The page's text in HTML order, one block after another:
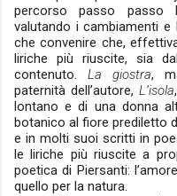
percorso passo passo
valutando i cambiamenti
che convenire che,
liriche più riuscite, sia
contenuto. La giostra,
paternità dell’autore, L’isola
lontano e di una donna
botanico al fiore prediletto
e in molti suoi scritti in
le liriche più riuscite a
poetica di Piersanti:
quello per la natura.